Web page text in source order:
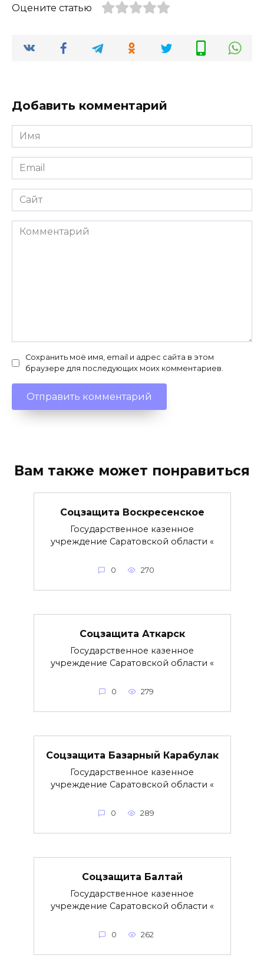
Оцените статью
Добавить комментарий
Имя
*
Email
*
Сайт
Комментарий
Сохранить моё имя, email и адрес сайта в этом
браузере для последующих моих комментариев.
Вам также может понравиться
Соцзащита Воскресенское
Государственное казенное
учреждение Саратовской области «
0 270
Соцзащита Аткарск
Государственное казенное
учреждение Саратовской области «
0 279
Соцзащита Базарный Карабулак
Государственное казенное
учреждение Саратовской области «
0 289
Соцзащита Балтай
Государственное казенное
учреждение Саратовской области «
0 262